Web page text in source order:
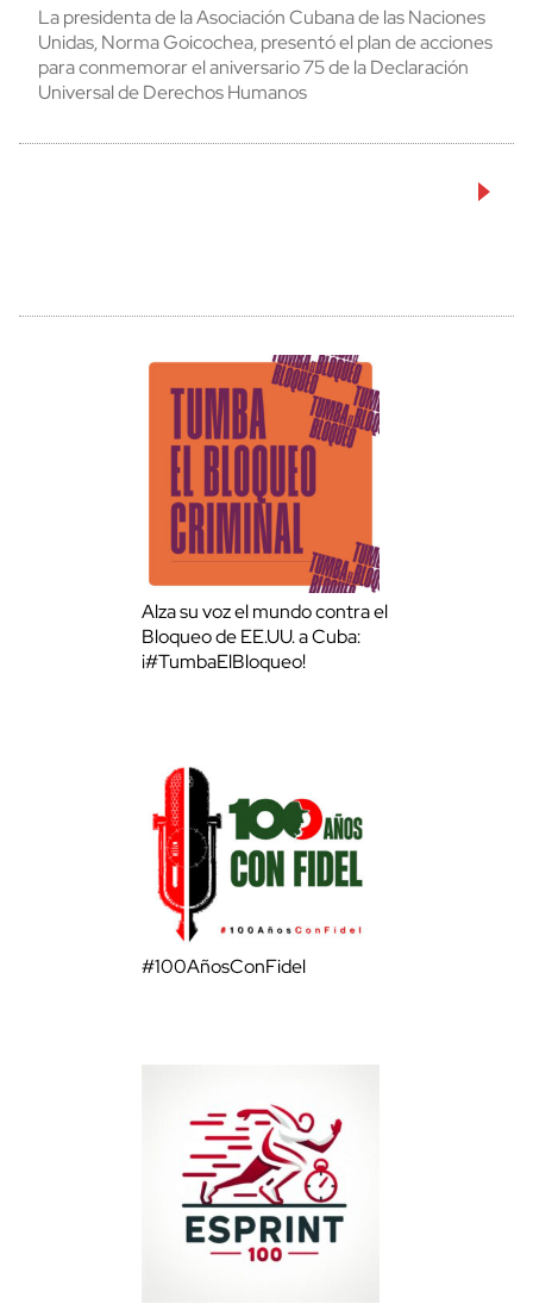
La presidenta de la Asociación Cubana de las Naciones
Unidas, Norma Goicochea, presentó el plan de acciones
para conmemorar el aniversario 75 de la Declaración
Universal de Derechos Humanos
Alza su voz el mundo contra el
Bloqueo de EE.UU. a Cuba:
¡#TumbaElBloqueo!
#100AñosConFidel